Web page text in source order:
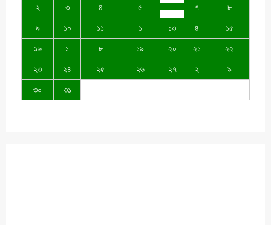
২ ৩ ৪ ৫ ৭ ৮
৯ ১০ ১১ ১ ১৩ ৪ ১৫
১৬ ১ ৮ ১৯ ২০ ২১ ২২
২৩ ২৪ ২৫ ২৬ ২৭ ২ ৯
৩০ ৩১